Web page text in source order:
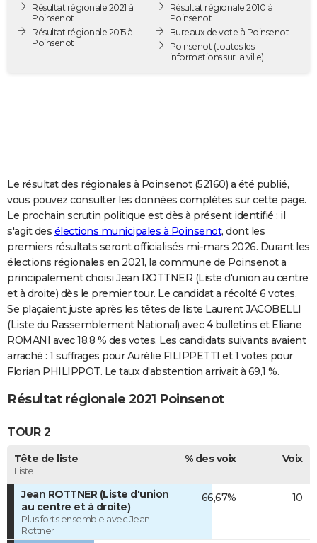
Destinations
City break
Voyage nature
Voyage de noces
Forum
PHOTO
GUIDES D'ACHAT
COPAINS D'AVANT
S'inscrire
Se connecter
Lycées
Collèges
Primaires
Universités
Entreprises
Service militaire
Avis de recherche
AVIS DE DÉCÈS
FORUM
Bricolage
Lifestyle
Culture
SportAuto
Television
Voyage
Cinema
Résultat régionale 2021 à
Poinsenot
Résultat régionale 2015 à
Poinsenot
Résultat régionale 2010 à
Poinsenot
Bureaux de vote à Poinsenot
Poinsenot (toutes les
informations sur la ville)
Le résultat des régionales à Poinsenot (52160) a été publié,
vous pouvez consulter les données complètes sur cette page.
Le prochain scrutin politique est dès à présent identifié : il
s'agit des élections municipales à Poinsenot, dont les
premiers résultats seront officialisés mi-mars 2026. Durant les
élections régionales en 2021, la commune de Poinsenot a
principalement choisi Jean ROTTNER (Liste d'union au centre
et à droite) dès le premier tour. Le candidat a récolté 6 votes.
Se plaçaient juste après les têtes de liste Laurent JACOBELLI
(Liste du Rassemblement National) avec 4 bulletins et Eliane
ROMANI avec 18,8 % des votes. Les candidats suivants avaient
arraché : 1 suffrages pour Aurélie FILIPPETTI et 1 votes pour
Florian PHILIPPOT. Le taux d'abstention arrivait à 69,1 %.
Résultat régionale 2021 Poinsenot
TOUR 2
Tête de liste
Liste
% des voix Voix
Jean ROTTNER (Liste d'union
au centre et à droite)
Plus forts ensemble avec Jean
Rottner
66,67% 10